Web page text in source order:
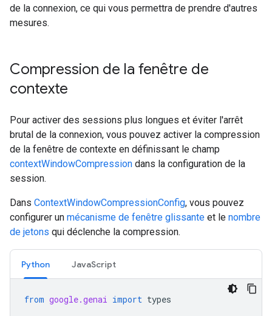
de la connexion, ce qui vous permettra de prendre d'autres
mesures.
Compression de la fenêtre de
contexte
Pour activer des sessions plus longues et éviter l'arrêt
brutal de la connexion, vous pouvez activer la compression
de la fenêtre de contexte en définissant le champ
contextWindowCompression dans la configuration de la
session.
Dans ContextWindowCompressionConfig, vous pouvez
configurer un mécanisme de fenêtre glissante et le nombre
de jetons qui déclenche la compression.
Python JavaScript
from google.genai import types